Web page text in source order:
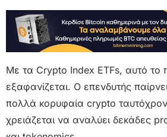
Με τα Crypto Index ETFs, αυτό το
εξαφανίζεται. Ο επενδυτής
πολλά κορυφαία crypto
χρειάζεται να αναλύει δεκάδες